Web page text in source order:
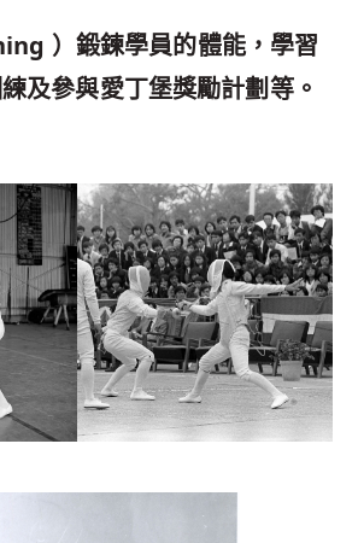
）鍛鍊學員的體能，學習
及參與愛丁堡獎勵計劃等。